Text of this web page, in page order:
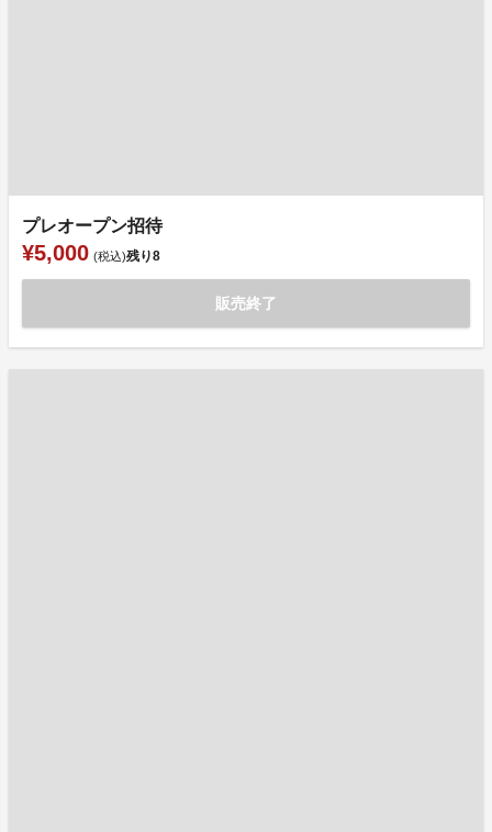
プレオープン招待
¥5,000 (税込)残り8
販売終了